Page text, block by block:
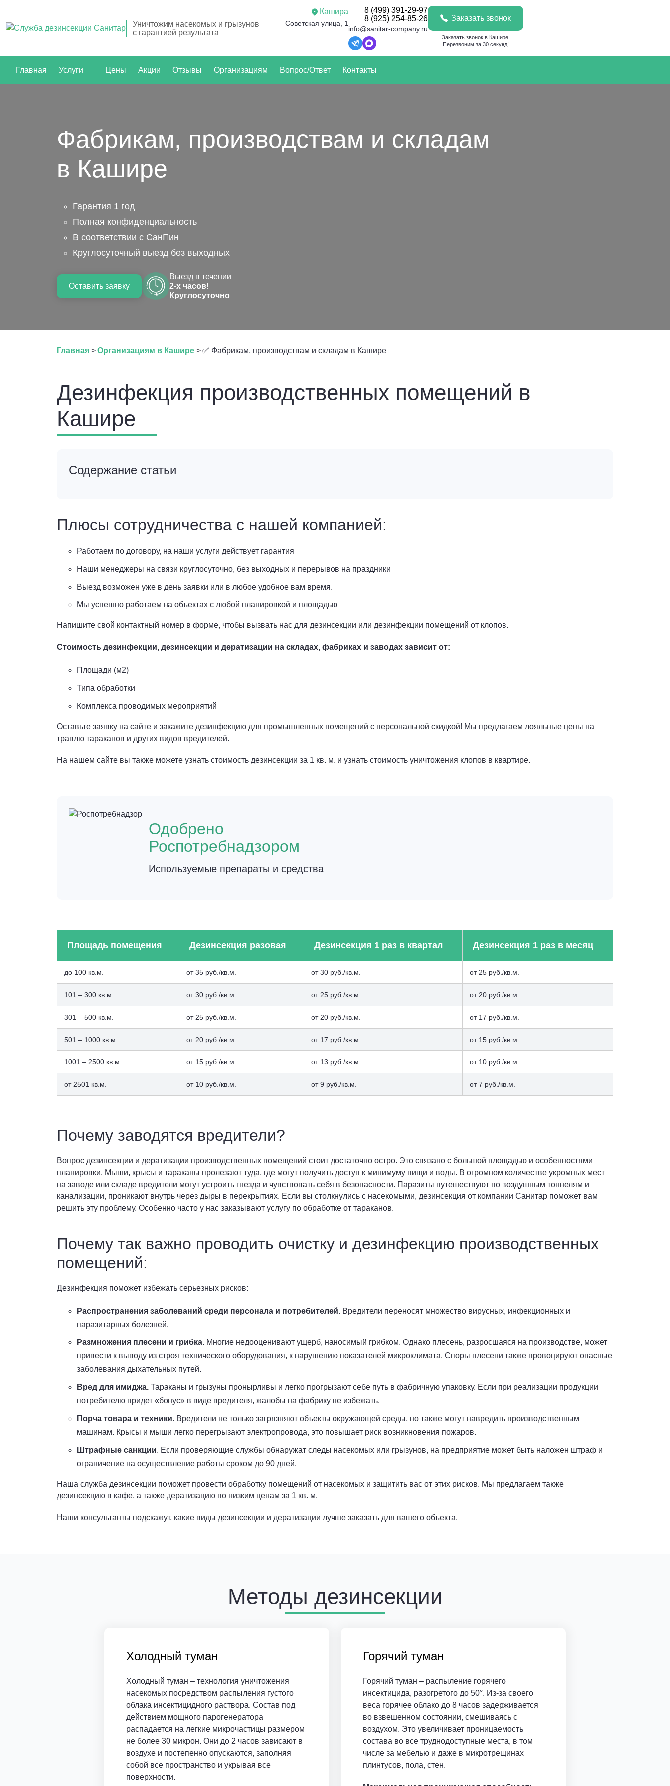
Уничтожим насекомых и грызунов
с гарантией результата
Кашира
Советская улица, 1
8 (499) 391-29-97
8 (925) 254-85-26
info@sanitar-company.ru
Заказать звонок
Заказать звонок в Кашире.
Перезвоним за 30 секунд!
Главная Услуги Цены Акции Отзывы Организациям Вопрос/Ответ Контакты
Фабрикам, производствам и складам
в Кашире
Гарантия 1 год
Полная конфиденциальность
В соответствии с СанПин
Круглосуточный выезд без выходных
Оставить заявку
Выезд в течении
2-х часов!
Круглосуточно
Главная >Организациям в Кашире >✅ Фабрикам, производствам и складам в Кашире
Дезинфекция производственных помещений в
Кашире
Содержание статьи
Плюсы сотрудничества с нашей компанией:
Работаем по договору, на наши услуги действует гарантия
Наши менеджеры на связи круглосуточно, без выходных и перерывов на праздники
Выезд возможен уже в день заявки или в любое удобное вам время.
Мы успешно работаем на объектах с любой планировкой и площадью
Напишите свой контактный номер в форме, чтобы вызвать нас для дезинсекции или дезинфекции помещений от клопов.
Стоимость дезинфекции, дезинсекции и дератизации на складах, фабриках и заводах зависит от:
Площади (м2)
Типа обработки
Комплекса проводимых мероприятий
Оставьте заявку на сайте и закажите дезинфекцию для промышленных помещений с персональной скидкой! Мы предлагаем лояльные цены на
травлю тараканов и других видов вредителей.
На нашем сайте вы также можете узнать стоимость дезинсекции за 1 кв. м. и узнать стоимость уничтожения клопов в квартире.
Одобрено
Роспотребнадзором
Используемые препараты и средства
Площадь помещения Дезинсекция разовая Дезинсекция 1 раз в квартал Дезинсекция 1 раз в месяц
до 100 кв.м. от 35 руб./кв.м. от 30 руб./кв.м. от 25 руб./кв.м.
101 – 300 кв.м. от 30 руб./кв.м. от 25 руб./кв.м. от 20 руб./кв.м.
301 – 500 кв.м. от 25 руб./кв.м. от 20 руб./кв.м. от 17 руб./кв.м.
501 – 1000 кв.м. от 20 руб./кв.м. от 17 руб./кв.м. от 15 руб./кв.м.
1001 – 2500 кв.м. от 15 руб./кв.м. от 13 руб./кв.м. от 10 руб./кв.м.
от 2501 кв.м. от 10 руб./кв.м. от 9 руб./кв.м. от 7 руб./кв.м.
Почему заводятся вредители?
Вопрос дезинсекции и дератизации производственных помещений стоит достаточно остро. Это связано с большой площадью и особенностями
планировки. Мыши, крысы и тараканы пролезают туда, где могут получить доступ к минимуму пищи и воды. В огромном количестве укромных мест
на заводе или складе вредители могут устроить гнезда и чувствовать себя в безопасности. Паразиты путешествуют по воздушным тоннелям и
канализации, проникают внутрь через дыры в перекрытиях. Если вы столкнулись с насекомыми, дезинсекция от компании Санитар поможет вам
решить эту проблему. Особенно часто у нас заказывают услугу по обработке от тараканов.
Почему так важно проводить очистку и дезинфекцию производственных
помещений:
Дезинфекция поможет избежать серьезных рисков:
Распространения заболеваний среди персонала и потребителей. Вредители переносят множество вирусных, инфекционных и
паразитарных болезней.
Размножения плесени и грибка. Многие недооценивают ущерб, наносимый грибком. Однако плесень, разросшаяся на производстве, может
привести к выводу из строя технического оборудования, к нарушению показателей микроклимата. Споры плесени также провоцируют опасные
заболевания дыхательных путей.
Вред для имиджа. Тараканы и грызуны пронырливы и легко прогрызают себе путь в фабричную упаковку. Если при реализации продукции
потребителю придет «бонус» в виде вредителя, жалобы на фабрику не избежать.
Порча товара и техники. Вредители не только загрязняют объекты окружающей среды, но также могут навредить производственным
машинам. Крысы и мыши легко перегрызают электропровода, это повышает риск возникновения пожаров.
Штрафные санкции. Если проверяющие службы обнаружат следы насекомых или грызунов, на предприятие может быть наложен штраф и
ограничение на осуществление работы сроком до 90 дней.
Наша служба дезинсекции поможет провести обработку помещений от насекомых и защитить вас от этих рисков. Мы предлагаем также
дезинсекцию в кафе, а также дератизацию по низким ценам за 1 кв. м.
Наши консультанты подскажут, какие виды дезинсекции и дератизации лучше заказать для вашего объекта.
Методы дезинсекции
Холодный туман
Холодный туман – технология уничтожения
насекомых посредством распыления густого
облака инсектицидного раствора. Состав под
действием мощного парогенератора
распадается на легкие микрочастицы размером
не более 30 микрон. Они до 2 часов зависают в
воздухе и постепенно опускаются, заполняя
собой все пространство и укрывая все
поверхности.
Горячий туман
Горячий туман – распыление горячего
инсектицида, разогретого до 50°. Из-за своего
веса горячее облако до 8 часов задерживается
во взвешенном состоянии, смешиваясь с
воздухом. Это увеличивает проницаемость
состава во все труднодоступные места, в том
числе за мебелью и даже в микротрещинах
плинтусов, пола, стен.